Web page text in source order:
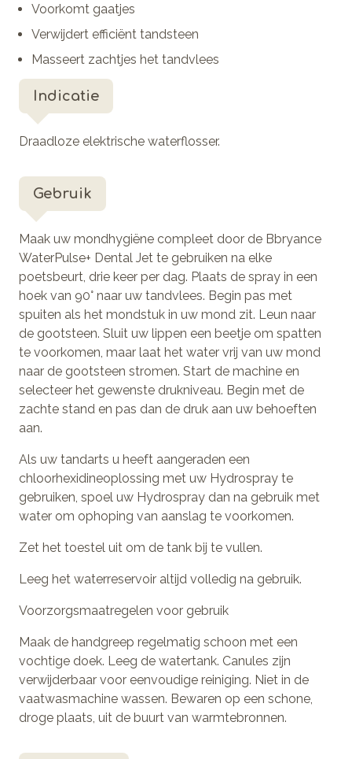
Voorkomt gaatjes
Verwijdert efficiënt tandsteen
Masseert zachtjes het tandvlees
Indicatie
Draadloze elektrische waterflosser.
Gebruik
Maak uw mondhygiëne compleet door de Bbryance
WaterPulse+ Dental Jet te gebruiken na elke
poetsbeurt, drie keer per dag. Plaats de spray in een
hoek van 90° naar uw tandvlees. Begin pas met
spuiten als het mondstuk in uw mond zit. Leun naar
de gootsteen. Sluit uw lippen een beetje om spatten
te voorkomen, maar laat het water vrij van uw mond
naar de gootsteen stromen. Start de machine en
selecteer het gewenste drukniveau. Begin met de
zachte stand en pas dan de druk aan uw behoeften
aan.
Als uw tandarts u heeft aangeraden een
chloorhexidineoplossing met uw Hydrospray te
gebruiken, spoel uw Hydrospray dan na gebruik met
water om ophoping van aanslag te voorkomen.
Zet het toestel uit om de tank bij te vullen.
Leeg het waterreservoir altijd volledig na gebruik.
Voorzorgsmaatregelen voor gebruik
Maak de handgreep regelmatig schoon met een
vochtige doek. Leeg de watertank. Canules zijn
verwijderbaar voor eenvoudige reiniging. Niet in de
vaatwasmachine wassen. Bewaren op een schone,
droge plaats, uit de buurt van warmtebronnen.